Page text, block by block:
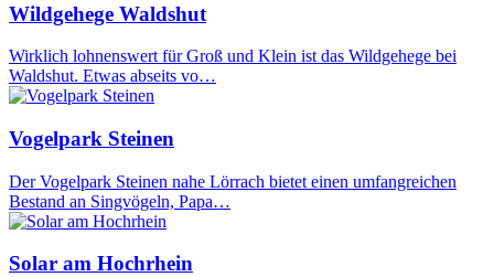
Wildgehege Waldshut
Wirklich lohnenswert für Groß und Klein ist das Wildgehege bei
Waldshut. Etwas abseits vo…
Vogelpark Steinen
Der Vogelpark Steinen nahe Lörrach bietet einen umfangreichen
Bestand an Singvögeln, Papa…
Solar am Hochrhein